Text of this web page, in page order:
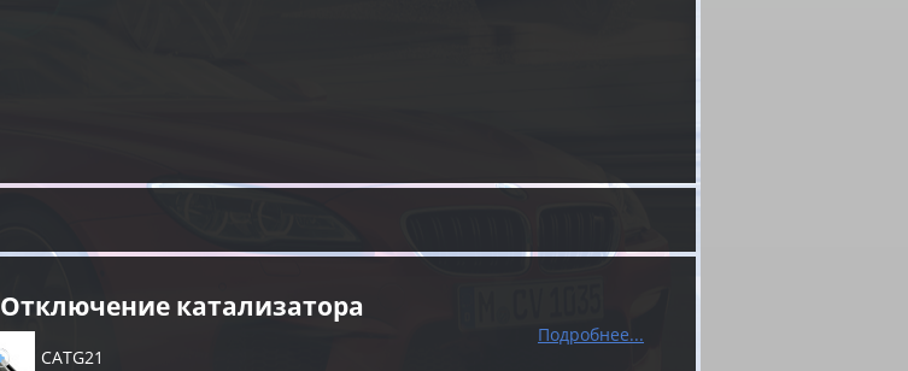
Отключение катализатора
Подробнее...
CATG21